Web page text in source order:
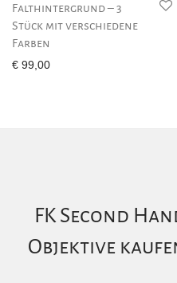
Falthintergrund – 3
Stück mit verschiedene
Farben
€ 99,00
FK Second
Objektive